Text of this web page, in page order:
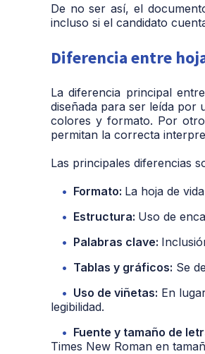
De no ser así, el
incluso si el candidato
Diferencia entre
La diferencia principal
diseñada para ser leída por
colores y formato. Por
permitan la correcta
Las principales diferencias
Formato: La hoja de
Estructura: Uso de
Palabras clave:
Tablas y gráficos: Se
Uso de viñetas: En
legibilidad.
Fuente y tamaño de
Times New Roman en